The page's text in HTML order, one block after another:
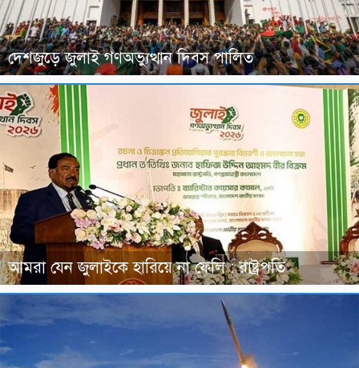
দেশজুড়ে জুলাই গণঅভ্যুত্থান দিবস পালিত
আমরা যেন জুলাইকে হারিয়ে না ফেলি : রাষ্ট্রপতি